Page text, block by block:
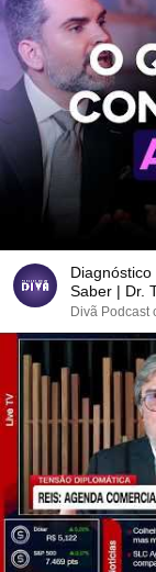
Saber | Dr.
Divã Podcast